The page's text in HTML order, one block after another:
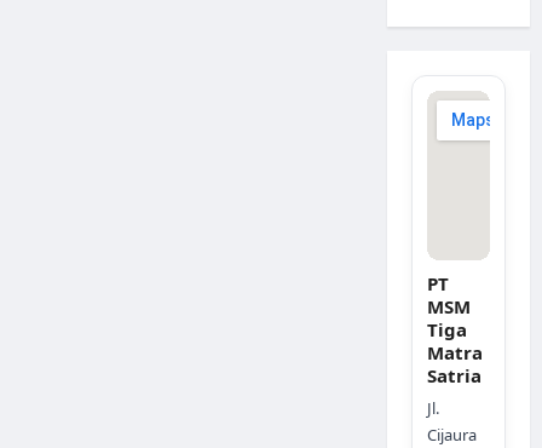
PT
MSM
Tiga
Matra
Satria
Jl.
Cijaura